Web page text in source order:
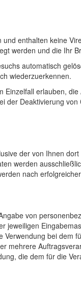
enthalten keine
werden und die Ihr
automatisch
wiederzuerkennen.
erlauben,
der Deaktivierung
der von Ihnen
werden
nach
von
jeweiligen
bei dem
mehrere
die dem für die